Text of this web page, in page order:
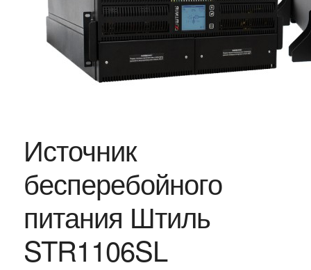
Источник
бесперебойного
питания Штиль
STR1106SL